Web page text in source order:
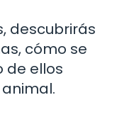
descubrirás
cómo se
de ellos